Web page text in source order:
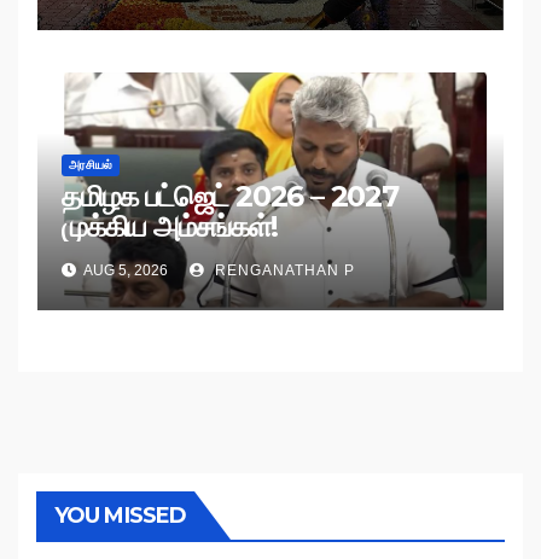
அரசியல்
தமிழக பட்ஜெட் 2026 – 2027
முக்கிய அம்சங்கள்!
AUG 5, 2026 RENGANATHAN P
YOU MISSED